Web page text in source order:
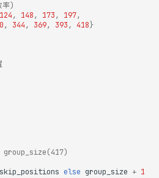
率)
124, 148, 173, 197,
, 344, 369, 393, 418}
skip_positions else group_size + 1